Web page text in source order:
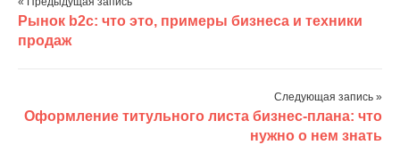
Рынок b2c: что это, примеры бизнеса и техники
продаж
Следующая запись »
Оформление титульного листа бизнес-плана: что
нужно о нем знать